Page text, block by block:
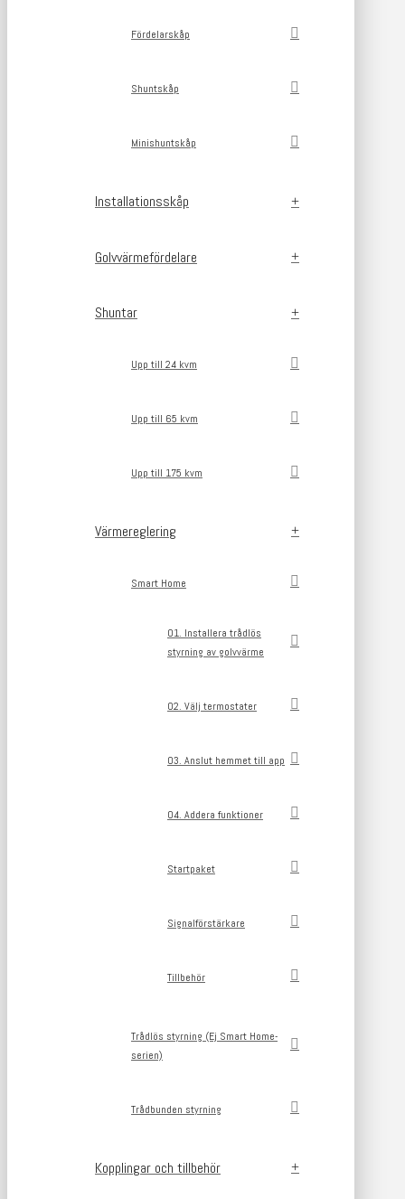
Fördelarskåp
Shuntskåp
Minishuntskåp
Installationsskåp
Golvvärmefördelare
Shuntar
Upp till 24 kvm
Upp till 65 kvm
Upp till 175 kvm
Värmereglering
Smart Home
01. Installera trådlös
styrning av golvvärme
02. Välj termostater
03. Anslut hemmet till app
04. Addera funktioner
Startpaket
Signalförstärkare
Tillbehör
Trådlös styrning (Ej Smart Home-
serien)
Trådbunden styrning
Kopplingar och tillbehör